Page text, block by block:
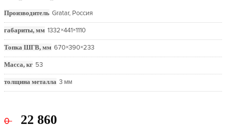
Производитель Gratar, Россия
габариты, мм 1332×441×1110
Топка ШГВ, мм 670×390×233
Масса, кг 53
толщина металла 3 мм
0 22 860